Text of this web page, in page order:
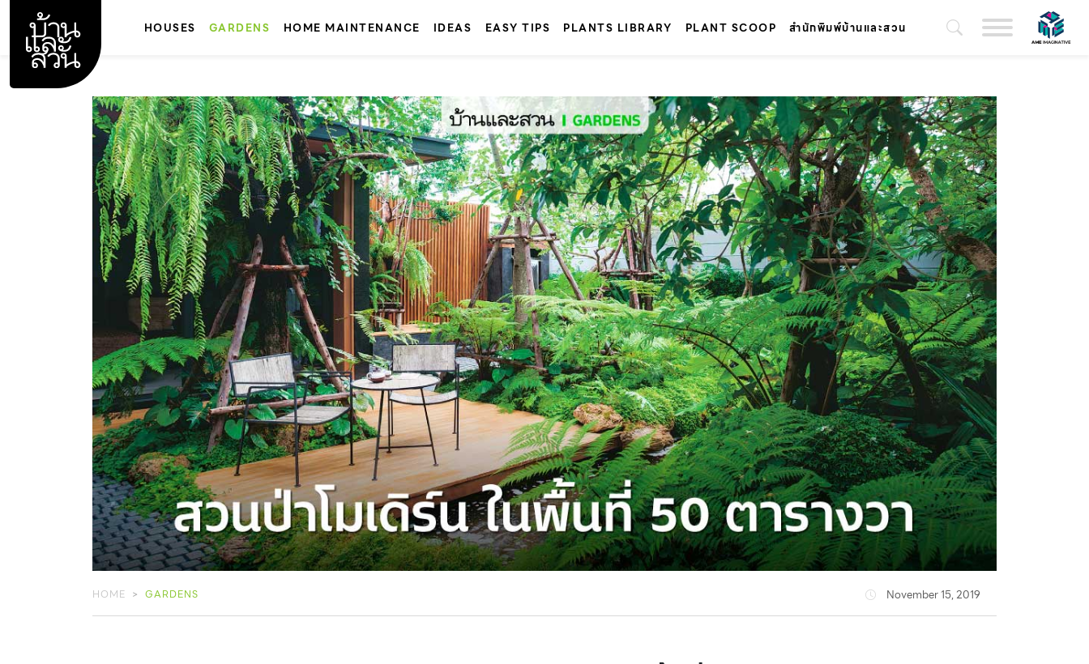
content
HOUSES GARDENS HOME MAINTENANCE IDEAS EASY TIPS PLANTS LIBRARY PLANT SCOOP สำนักพิมพ์บ้านและสวน
HOME GARDENS November 15, 2019